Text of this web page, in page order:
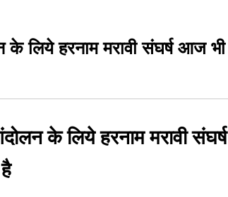
हरनाम मरावी संघर्ष आज भी
के लिये हरनाम मरावी
है